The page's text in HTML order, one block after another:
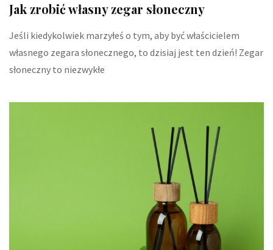
Jak zrobić własny zegar słoneczny
Jeśli kiedykolwiek marzyłeś o tym, aby być właścicielem
własnego zegara słonecznego, to dzisiaj jest ten dzień! Zegar
słoneczny to niezwykłe